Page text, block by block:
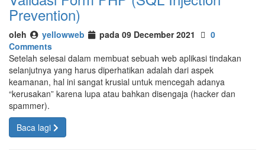
Prevention)
oleh yellowweb pada 09 December 2021
0
Comments
Setelah selesai dalam membuat sebuah web aplikasi tindakan
selanjutnya yang harus diperhatikan adalah dari aspek
keamanan, hal ini sangat krusial untuk mencegah adanya
“kerusakan” karena lupa atau bahkan disengaja (hacker dan
spammer).
Baca lagi